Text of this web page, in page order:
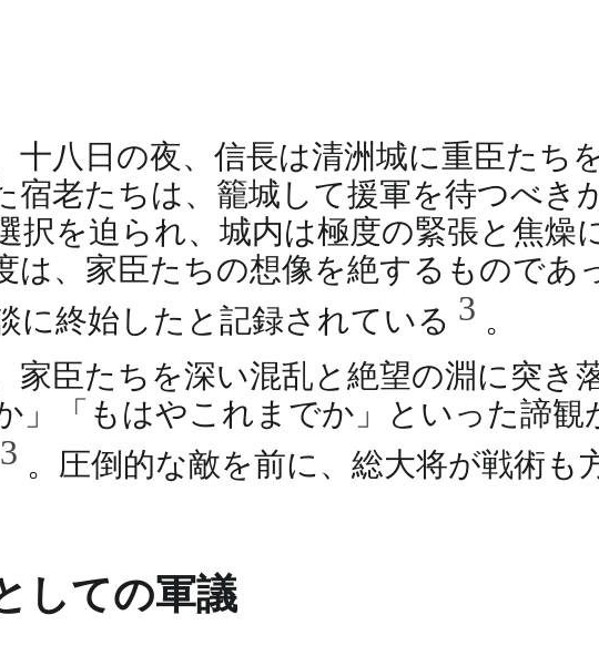
十八日の夜、信長は清洲城に重臣たち
宿老たちは、籠城して援軍を待つべき
択を迫られ、城内は極度の緊張と焦燥
は、家臣たちの想像を絶するものであ
に終始したと記録されている 3 。
家臣たちを深い混乱と絶望の淵に突き
」「もはやこれまでか」といった諦
3 。圧倒的な敵を前に、総大将が戦術も
しての軍議